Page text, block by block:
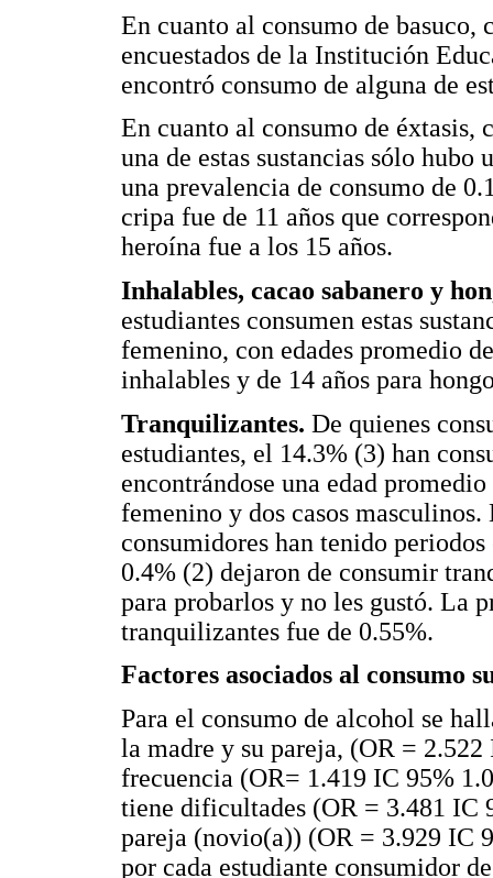
En cuanto al consumo de basuco,
encuestados de la Institución
encontró consumo de alguna de
En cuanto al consumo de éxtasis,
una de estas sustancias sólo
una prevalencia de consumo de
cripa fue de 11 años que
heroína fue a los 15 años.
Inhalables, cacao sabanero y
estudiantes consumen estas
femenino, con edades promedio
inhalables y de 14 años para
Tranquilizantes. De quienes
estudiantes, el 14.3% (3) han
encontrándose una edad
femenino y dos casos
consumidores han tenido
0.4% (2) dejaron de consumir
para probarlos y no les gustó. La
tranquilizantes fue de 0.55%.
Factores asociados al consumo
Para el consumo de alcohol se
la madre y su pareja, (OR =
frecuencia (OR= 1.419 IC 95%
tiene dificultades (OR = 3.481 IC
pareja (novio(a)) (OR = 3.929 IC
por cada estudiante consumidor